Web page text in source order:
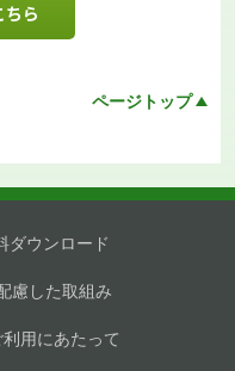
ちら
ページトップ
ダウンロード
慮した取組み
利用にあたって